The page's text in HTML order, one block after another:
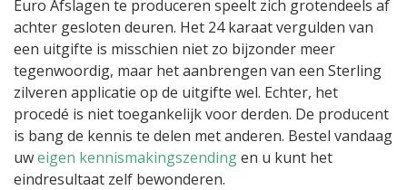
Euro Afslagen te produceren speelt zich grotendeels af
achter gesloten deuren. Het 24 karaat vergulden van
een uitgifte is misschien niet zo bijzonder meer
tegenwoordig, maar het aanbrengen van een Sterling
zilveren applicatie op de uitgifte wel. Echter, het
procedé is niet toegankelijk voor derden. De producent
is bang de kennis te delen met anderen. Bestel vandaag
uweigen kennismakingszendingen u kunt het
eindresultaat zelf bewonderen.